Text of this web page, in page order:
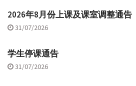
2026年8月份上课及课室调整通告
31/07/2026
学生停课通告
31/07/2026